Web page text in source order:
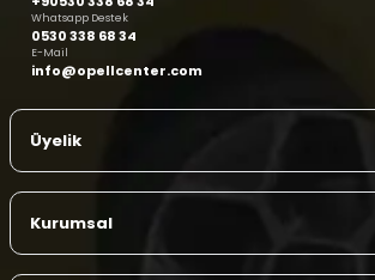
Whatsapp Destek
0530 338 68 34
E-Mail
info@opellcenter.com
Üyelik
Kurumsal